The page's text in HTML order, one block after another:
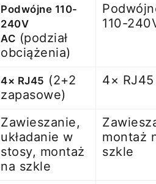
Podwójne 110-
240V
AC (podział
obciążenia)
110-
4× RJ45 (2+2
zapasowe)
4× RJ45
Zawieszanie,
układanie w
stosy, montaż
na szkle
montaż
szkle